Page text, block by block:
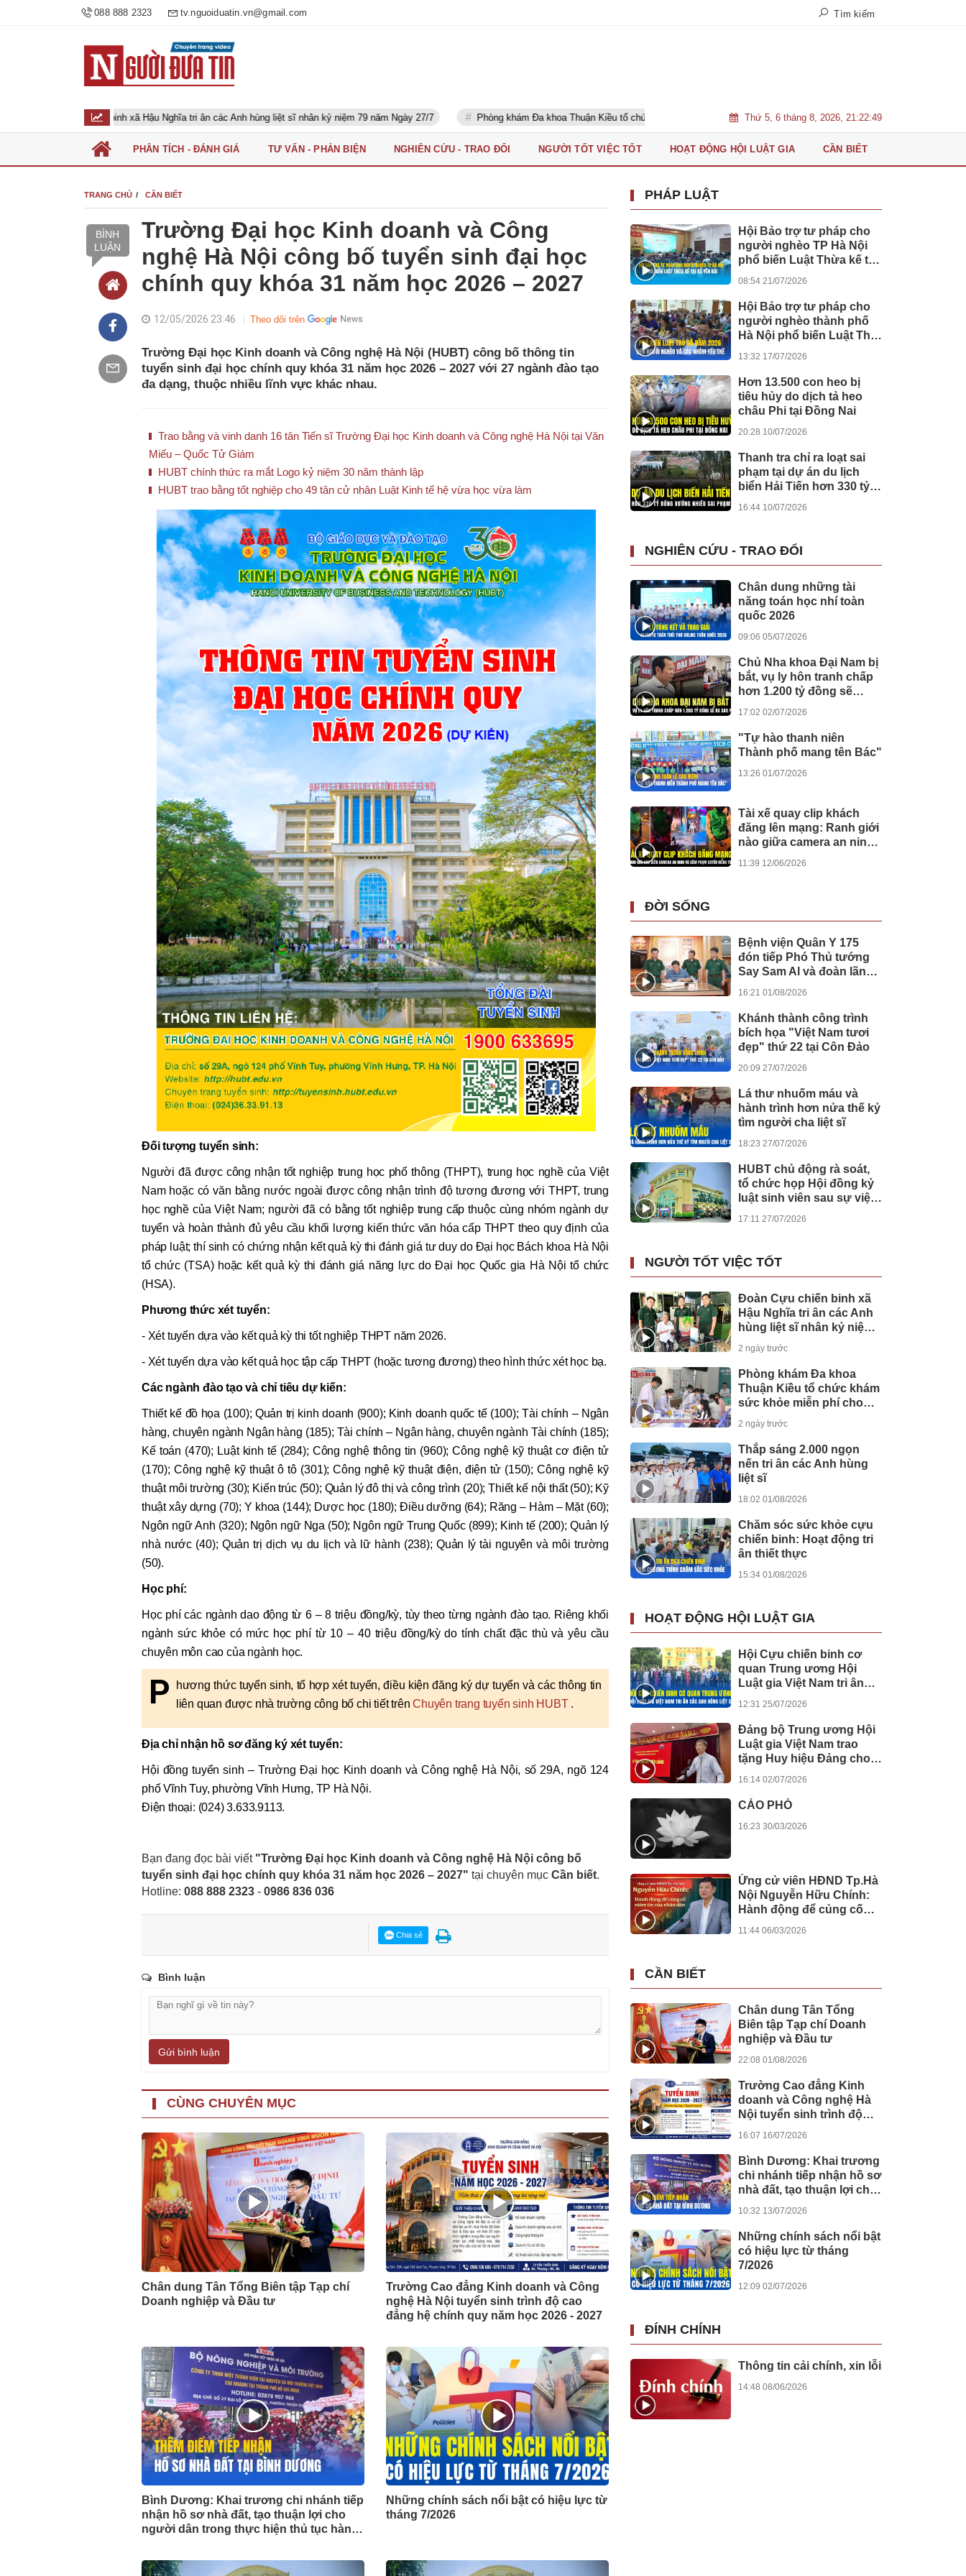
088 888 2323 tv.nguoiduatin.vn@gmail.com Tìm kiếm
chiến binh xã Hậu Nghĩa tri ân các Anh hùng liệt sĩ nhân kỷ niệm 79 năm Ngày 27/7 Phòng khám Đa khoa Thuận Kiều tổ chức khám sức khỏe miễn phí cho người dân Chân dung Tân Tổng Biên tập Tạp chí
Thứ 5, 6 tháng 8, 2026, 21:22:50
PHÂN TÍCH - ĐÁNH GIÁ TƯ VẤN - PHẢN BIỆN NGHIÊN CỨU - TRAO ĐỔI NGƯỜI TỐT VIỆC TỐT HOẠT ĐỘNG HỘI LUẬT GIA CẦN BIẾT
TRANG CHỦ CẦN BIẾT
BÌNH
LUẬN
Trường Đại học Kinh doanh và Công
nghệ Hà Nội công bố tuyển sinh đại học
chính quy khóa 31 năm học 2026 – 2027
12/05/2026 23:46 Theo dõi trên
Trường Đại học Kinh doanh và Công nghệ Hà Nội (HUBT) công bố thông tin
tuyển sinh đại học chính quy khóa 31 năm học 2026 – 2027 với 27 ngành đào tạo
đa dạng, thuộc nhiều lĩnh vực khác nhau.
Trao bằng và vinh danh 16 tân Tiến sĩ Trường Đại học Kinh doanh và Công nghệ Hà Nội tại Văn
Miếu – Quốc Tử Giám
HUBT chính thức ra mắt Logo kỷ niệm 30 năm thành lập
HUBT trao bằng tốt nghiệp cho 49 tân cử nhân Luật Kinh tế hệ vừa học vừa làm
Đối tượng tuyển sinh:
Người đã được công nhận tốt nghiệp trung học phổ thông (THPT), trung học nghề của Việt
Nam hoặc có văn bằng nước ngoài được công nhận trình độ tương đương với THPT, trung
học nghề của Việt Nam; người đã có bằng tốt nghiệp trung cấp thuộc cùng nhóm ngành dự
tuyển và hoàn thành đủ yêu cầu khối lượng kiến thức văn hóa cấp THPT theo quy định của
pháp luật; thí sinh có chứng nhận kết quả kỳ thi đánh giá tư duy do Đại học Bách khoa Hà Nội
tổ chức (TSA) hoặc kết quả kỳ thi đánh giá năng lực do Đại học Quốc gia Hà Nội tổ chức
(HSA).
Phương thức xét tuyển:
- Xét tuyển dựa vào kết quả kỳ thi tốt nghiệp THPT năm 2026.
- Xét tuyển dựa vào kết quả học tập cấp THPT (hoặc tương đương) theo hình thức xét học bạ.
Các ngành đào tạo và chỉ tiêu dự kiến:
Thiết kế đồ họa (100); Quản trị kinh doanh (900); Kinh doanh quốc tế (100); Tài chính – Ngân
hàng, chuyên ngành Ngân hàng (185); Tài chính – Ngân hàng, chuyên ngành Tài chính (185);
Kế toán (470); Luật kinh tế (284); Công nghệ thông tin (960); Công nghệ kỹ thuật cơ điện tử
(170); Công nghệ kỹ thuật ô tô (301); Công nghệ kỹ thuật điện, điện tử (150); Công nghệ kỹ
thuật môi trường (30); Kiến trúc (50); Quản lý đô thị và công trình (20); Thiết kế nội thất (50); Kỹ
thuật xây dựng (70); Y khoa (144); Dược học (180); Điều dưỡng (64); Răng – Hàm – Mặt (60);
Ngôn ngữ Anh (320); Ngôn ngữ Nga (50); Ngôn ngữ Trung Quốc (899); Kinh tế (200); Quản lý
nhà nước (40); Quản trị dịch vụ du lịch và lữ hành (238); Quản lý tài nguyên và môi trường
(50).
Học phí:
Học phí các ngành dao động từ 6 – 8 triệu đồng/kỳ, tùy theo từng ngành đào tạo. Riêng khối
ngành sức khỏe có mức học phí từ 10 – 40 triệu đồng/kỳ do tính chất đặc thù và yêu cầu
chuyên môn cao của ngành học.
P
hương thức tuyển sinh, tổ hợp xét tuyển, điều kiện đăng ký dự tuyển và các thông tin
liên quan được nhà trường công bố chi tiết trênChuyên trang tuyển sinh HUBT .
Địa chỉ nhận hồ sơ đăng ký xét tuyển:
Hội đồng tuyển sinh – Trường Đại học Kinh doanh và Công nghệ Hà Nội, số 29A, ngõ 124
phố Vĩnh Tuy, phường Vĩnh Hưng, TP Hà Nội.
Điện thoại: (024) 3.633.9113.
Bạn đang đọc bài viết "Trường Đại học Kinh doanh và Công nghệ Hà Nội công bố
tuyển sinh đại học chính quy khóa 31 năm học 2026 – 2027" tại chuyên mục Cần biết.
Hotline: 088 888 2323 - 0986 836 036
Chia sẻ
Bình luận
Gửi bình luận
CÙNG CHUYÊN MỤC
Chân dung Tân Tổng Biên tập Tạp chí
Doanh nghiệp và Đầu tư
Trường Cao đẳng Kinh doanh và Công
nghệ Hà Nội tuyển sinh trình độ cao
đẳng hệ chính quy năm học 2026 - 2027
Bình Dương: Khai trương chi nhánh tiếp
nhận hồ sơ nhà đất, tạo thuận lợi cho
người dân trong thực hiện thủ tục hành
Những chính sách nổi bật có hiệu lực từ
tháng 7/2026
PHÁP LUẬT
Hội Bảo trợ tư pháp cho
người nghèo TP Hà Nội
phổ biến Luật Thừa kế tại
08:54 21/07/2026
Hội Bảo trợ tư pháp cho
người nghèo thành phố
Hà Nội phổ biến Luật Thủ
13:32 17/07/2026
Hơn 13.500 con heo bị
tiêu hủy do dịch tả heo
châu Phi tại Đồng Nai
20:28 10/07/2026
Thanh tra chỉ ra loạt sai
phạm tại dự án du lịch
biển Hải Tiến hơn 330 tỷ
16:44 10/07/2026
NGHIÊN CỨU - TRAO ĐỔI
Chân dung những tài
năng toán học nhí toàn
quốc 2026
09:06 05/07/2026
Chủ Nha khoa Đại Nam bị
bắt, vụ ly hôn tranh chấp
hơn 1.200 tỷ đồng sẽ
17:02 02/07/2026
"Tự hào thanh niên
Thành phố mang tên Bác"
13:26 01/07/2026
Tài xế quay clip khách
đăng lên mạng: Ranh giới
nào giữa camera an ninh
11:39 12/06/2026
ĐỜI SỐNG
Bệnh viện Quân Y 175
đón tiếp Phó Thủ tướng
Say Sam Al và đoàn lãnh
16:21 01/08/2026
Khánh thành công trình
bích họa "Việt Nam tươi
đẹp" thứ 22 tại Côn Đảo
20:09 27/07/2026
Lá thư nhuốm máu và
hành trình hơn nửa thế kỷ
tìm người cha liệt sĩ
18:23 27/07/2026
HUBT chủ động rà soát,
tổ chức họp Hội đồng kỷ
luật sinh viên sau sự việc
17:11 27/07/2026
NGƯỜI TỐT VIỆC TỐT
Đoàn Cựu chiến binh xã
Hậu Nghĩa tri ân các Anh
hùng liệt sĩ nhân kỷ niệm
79 năm Ngày 27/7
2 ngày trước
Phòng khám Đa khoa
Thuận Kiều tổ chức khám
sức khỏe miễn phí cho
người dân
2 ngày trước
Thắp sáng 2.000 ngọn
nến tri ân các Anh hùng
liệt sĩ
18:02 01/08/2026
Chăm sóc sức khỏe cựu
chiến binh: Hoạt động tri
ân thiết thực
15:34 01/08/2026
HOẠT ĐỘNG HỘI LUẬT GIA
Hội Cựu chiến binh cơ
quan Trung ương Hội
Luật gia Việt Nam tri ân
12:31 25/07/2026
Đảng bộ Trung ương Hội
Luật gia Việt Nam trao
tặng Huy hiệu Đảng cho
16:14 02/07/2026
CÁO PHÓ
16:23 30/03/2026
Ứng cử viên HĐND Tp.Hà
Nội Nguyễn Hữu Chính:
Hành động để củng cố
11:44 06/03/2026
CẦN BIẾT
Chân dung Tân Tổng
Biên tập Tạp chí Doanh
nghiệp và Đầu tư
22:08 01/08/2026
Trường Cao đẳng Kinh
doanh và Công nghệ Hà
Nội tuyển sinh trình độ
16:07 16/07/2026
Bình Dương: Khai trương
chi nhánh tiếp nhận hồ sơ
nhà đất, tạo thuận lợi cho
10:32 13/07/2026
Những chính sách nổi bật
có hiệu lực từ tháng
7/2026
12:09 02/07/2026
ĐÍNH CHÍNH
Thông tin cải chính, xin lỗi
14:48 08/06/2026